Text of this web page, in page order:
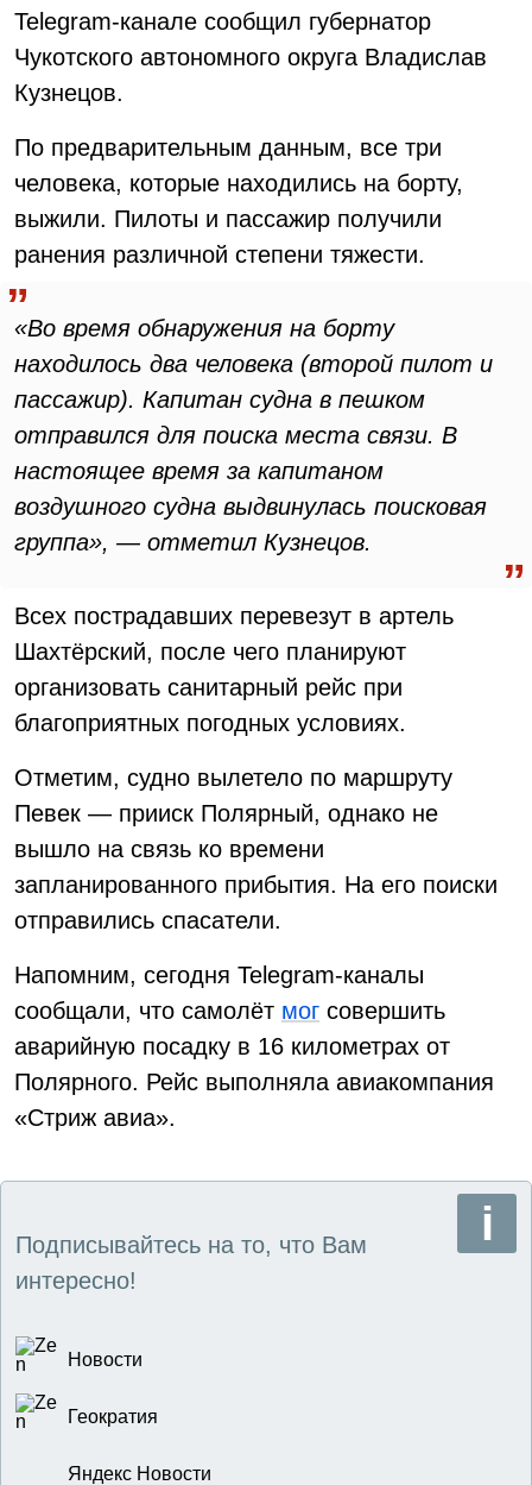
Telegram-канале сообщил губернатор
Чукотского автономного округа Владислав
Кузнецов.
По предварительным данным, все три
человека, которые находились на борту,
выжили. Пилоты и пассажир получили
ранения различной степени тяжести.
«Во время обнаружения на борту
находилось два человека (второй пилот и
пассажир). Капитан судна в пешком
отправился для поиска места связи. В
настоящее время за капитаном
воздушного судна выдвинулась поисковая
группа», — отметил Кузнецов.
Всех пострадавших перевезут в артель
Шахтёрский, после чего планируют
организовать санитарный рейс при
благоприятных погодных условиях.
Отметим, судно вылетело по маршруту
Певек — прииск Полярный, однако не
вышло на связь ко времени
запланированного прибытия. На его поиски
отправились спасатели.
Напомним, сегодня Telegram-каналы
сообщали, что самолёт мог совершить
аварийную посадку в 16 километрах от
Полярного. Рейс выполняла авиакомпания
«Стриж авиа».
Подписывайтесь на то, что Вам
интересно!
Новости
Геократия
Яндекс Новости